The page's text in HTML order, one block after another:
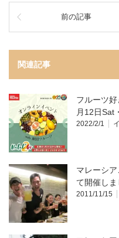
前の記事
関連記事
フルーツ
月12日Sat
2022/2/1
マレーシ
て開催しま
2011/11/15